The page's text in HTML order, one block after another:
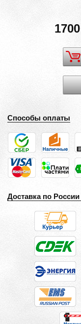
1700
Способы оплаты
Доставка по России